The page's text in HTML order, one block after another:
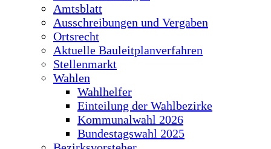
Amtsblatt
Ausschreibungen und Vergaben
Ortsrecht
Aktuelle Bauleitplanverfahren
Stellenmarkt
Wahlen
Wahlhelfer
Einteilung der Wahlbezirke
Kommunalwahl 2026
Bundestagswahl 2025